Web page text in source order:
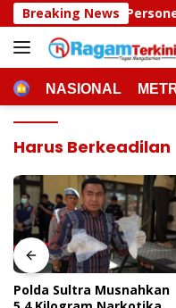
Langsung
ke
konten
Breaking News
Akan Pentingnya
HOMENASIONAL
Harus Berkeadilan
Polda Sultra Musnahkan